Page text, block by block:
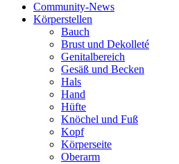
Community-News
Körperstellen
Bauch
Brust und Dekolleté
Genitalbereich
Gesäß und Becken
Hals
Hand
Hüfte
Knöchel und Fuß
Kopf
Körperseite
Oberarm